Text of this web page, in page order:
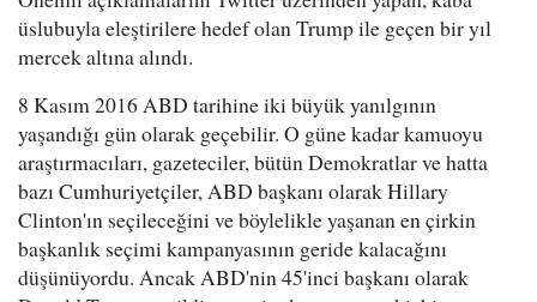
üslubuyla eleştirilere hedef olan Trump ile geçen bir yıl
mercek altına alındı.
8 Kasım 2016 ABD tarihine iki büyük yanılgının
yaşandığı gün olarak geçebilir. O güne kadar kamuoyu
araştırmacıları, gazeteciler, bütün Demokratlar ve hatta
bazı Cumhuriyetçiler, ABD başkanı olarak Hillary
Clinton'ın seçileceğini ve böylelikle yaşanan en çirkin
başkanlık seçimi kampanyasının geride kalacağını
düşünüyordu. Ancak ABD'nin 45'inci başkanı olarak